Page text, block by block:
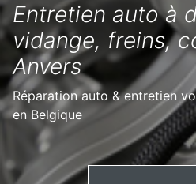
Entretien auto à
vidange, freins,
Anvers
Réparation auto & entretien
en Belgique